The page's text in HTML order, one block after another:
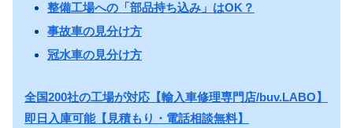
整備工場への「部品持ち込み」はOK？
事故車の見分け方
冠水車の見分け方
全国200社の工場が対応【輸入車修理専門店/buv.LABO】
即日入庫可能【見積もり・電話相談無料】